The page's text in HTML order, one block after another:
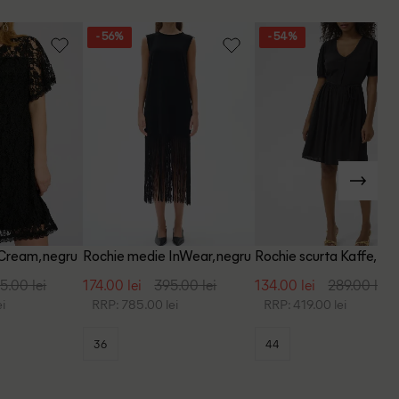
negru
lei
- 56%
Rochie medie InWear, negru
174.00 lei 395.00 lei
RRP: 785.00 lei
36
- 54%
Rochie scurta Kaffe,
134.00 lei 289.00 lei
RRP: 419.00 lei
44